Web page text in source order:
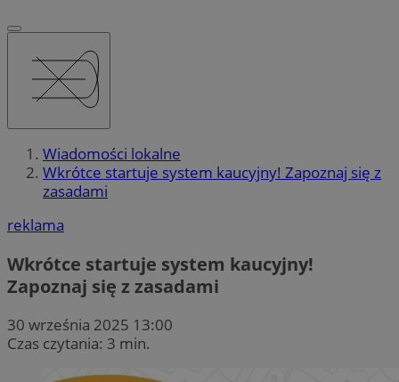
Wiadomości lokalne
Wkrótce startuje system kaucyjny! Zapoznaj się z
zasadami
reklama
Wkrótce startuje system kaucyjny!
Zapoznaj się z zasadami
30 września 2025 13:00
Czas czytania: 3 min.